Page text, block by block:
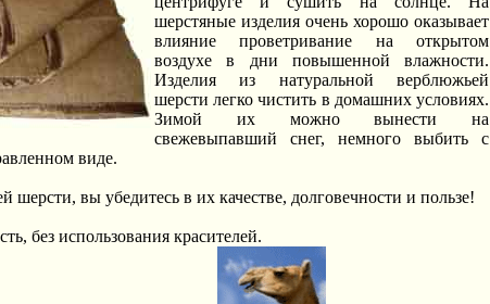
шерстяные изделия очень хорошо оказывает
влияние проветривание на открытом
воздухе в дни повышенной влажности.
Изделия из натуральной верблюжьей
шерсти легко чистить в домашних условиях.
Зимой их можно вынести на
свежевыпавший снег, немного выбить с
виде.
вы убедитесь в их качестве, долговечности и пользе!
без использования красителей.